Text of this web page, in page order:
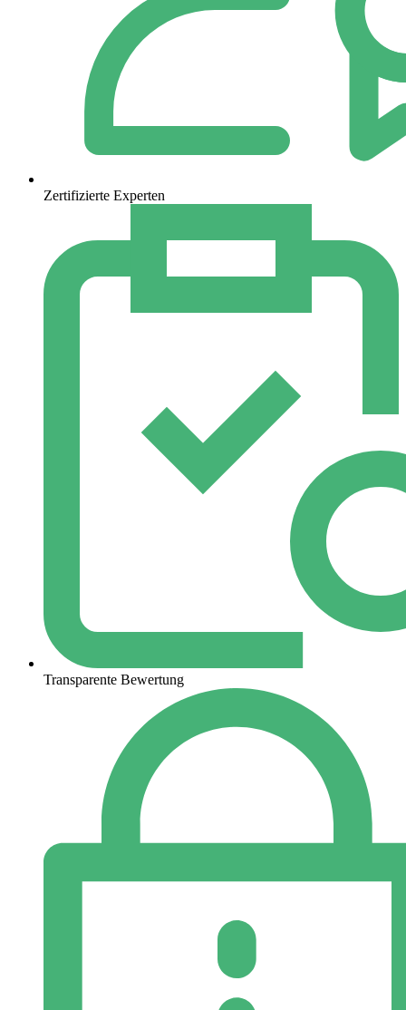
Zertifizierte Experten
Transparente Bewertung